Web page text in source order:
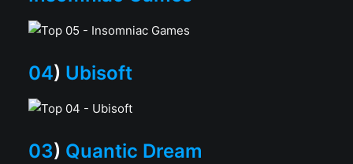
04) Ubisoft
03) Quantic Dream